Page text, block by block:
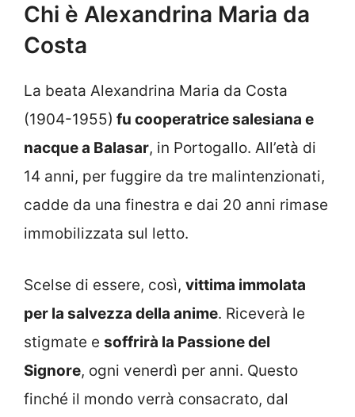
Chi è Alexandrina Maria da
Costa
La beata Alexandrina Maria da Costa
(1904-1955) fu cooperatrice salesiana e
nacque a Balasar, in Portogallo. All’età di
14 anni, per fuggire da tre malintenzionati,
cadde da una finestra e dai 20 anni rimase
immobilizzata sul letto.
Scelse di essere, così, vittima immolata
per la salvezza della anime. Riceverà le
stigmate e soffrirà la Passione del
Signore, ogni venerdì per anni. Questo
finché il mondo verrà consacrato, dal